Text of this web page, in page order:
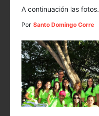
A continuación las fotos.
Por Santo Domingo Corre